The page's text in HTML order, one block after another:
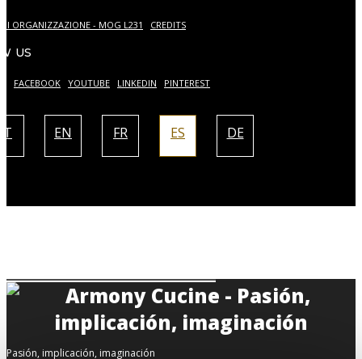
ORGANIZZAZIONE - MOG L231 CREDITS
US
FACEBOOK YOUTUBE LINKEDIN PINTEREST
IT EN FR ES DE
Pasión, implicación, imaginación